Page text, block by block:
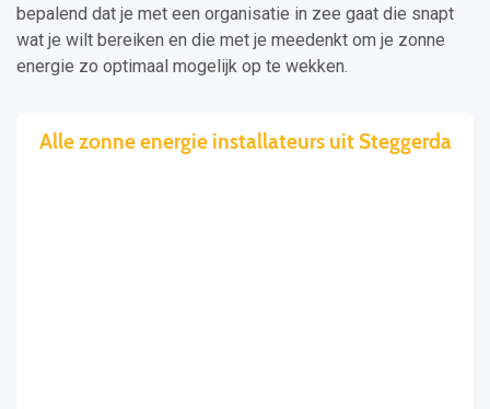
bepalend dat je met een organisatie in zee gaat die snapt
wat je wilt bereiken en die met je meedenkt om je zonne
energie zo optimaal mogelijk op te wekken.
Alle zonne energie installateurs uit Steggerda